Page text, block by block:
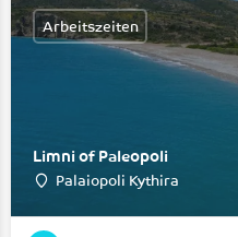
Limni of Paleopoli
Palaiopoli Kythira
Arbeitszeiten